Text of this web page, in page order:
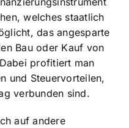
welches staatlich
das angesparte
Bau oder Kauf von
profitiert man
und Steuervorteilen,
verbunden sind.
auf andere